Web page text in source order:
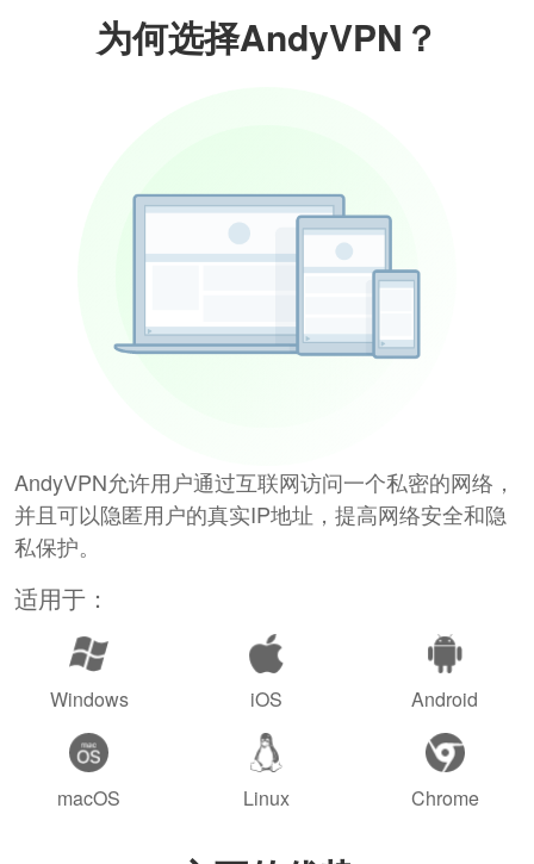
为何选择AndyVPN？
AndyVPN允许用户通过互联网访问一个私密的网络，
并且可以隐匿用户的真实IP地址，提高网络安全和隐
私保护。
适用于：
Windows iOS Android
macOS Linux Chrome